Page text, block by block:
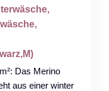
Das Merino
aus einer winter